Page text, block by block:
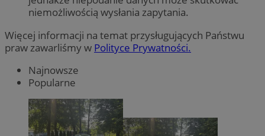
niemożliwością wysłania zapytania.
Więcej informacji na temat przysługujących Państwu
praw zawarliśmy w Polityce Prywatności.
Najnowsze
Popularne